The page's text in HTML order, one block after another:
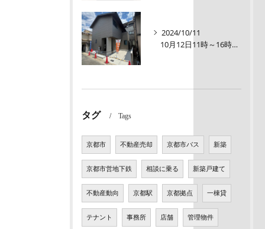
2024/10/11
10月12日11時～16時【オープンルーム】伏見区醍醐大構町 新築戸建て
タグ Tags
京都市 不動産売却 京都市バス 新築
京都市営地下鉄 相談に乗る 新築戸建て
不動産動向 京都駅 京都拠点 一棟貸
テナント 事務所 店舗 管理物件